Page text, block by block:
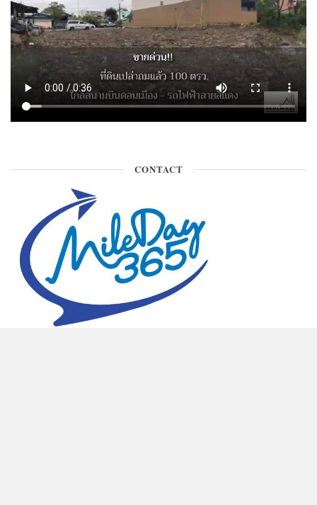
CONTACT